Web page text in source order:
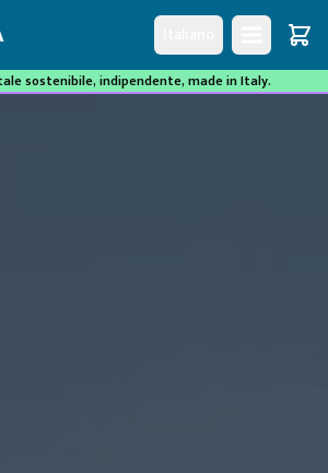
sostenibile, indipendente, made in Italy.